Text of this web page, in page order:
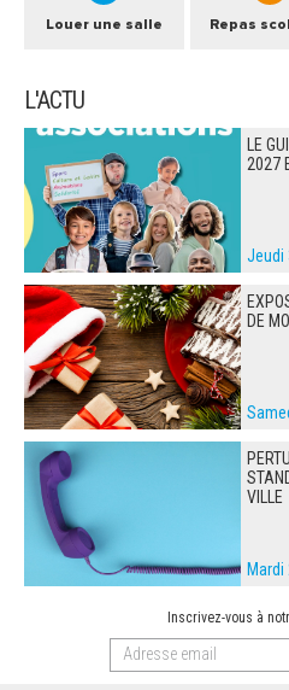
Louer une salle Repas
L'ACTU
LE
2027
Jeudi
DE
VILLE
Inscrivez-vous à